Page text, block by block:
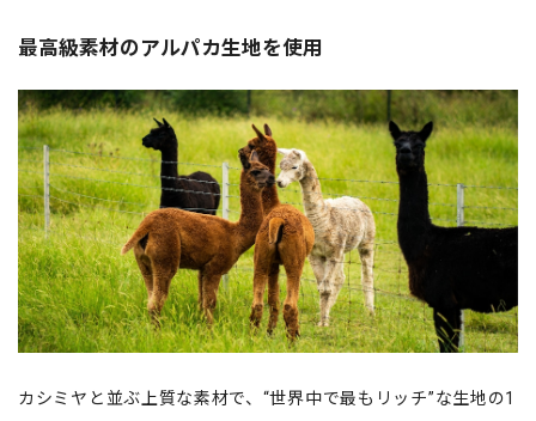
最高級素材のアルパカ生地を使用
カシミヤと並ぶ上質な素材で、“世界中で最もリッチ”な生地の1